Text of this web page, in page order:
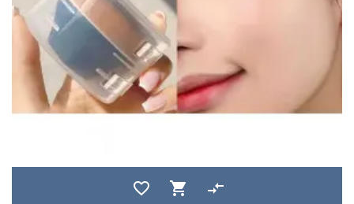
favorite_border shopping_cart compare_arrows